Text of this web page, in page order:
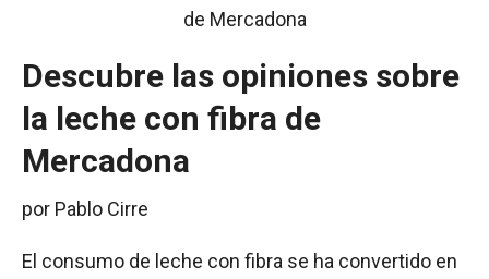
Descubre las opiniones sobre
la leche con fibra de
Mercadona
por Pablo Cirre
El consumo de leche con fibra se ha convertido en